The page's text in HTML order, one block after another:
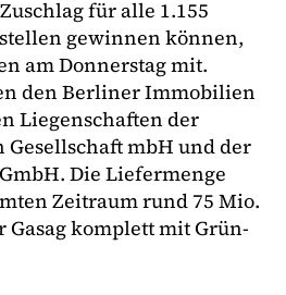
für alle 1.155
gewinnen können,
am Donnerstag mit.
den Berliner Immobilien
Liegenschaften der
mbH und der
Die Liefermenge
Zeitraum rund 75 Mio.
komplett mit Grün-